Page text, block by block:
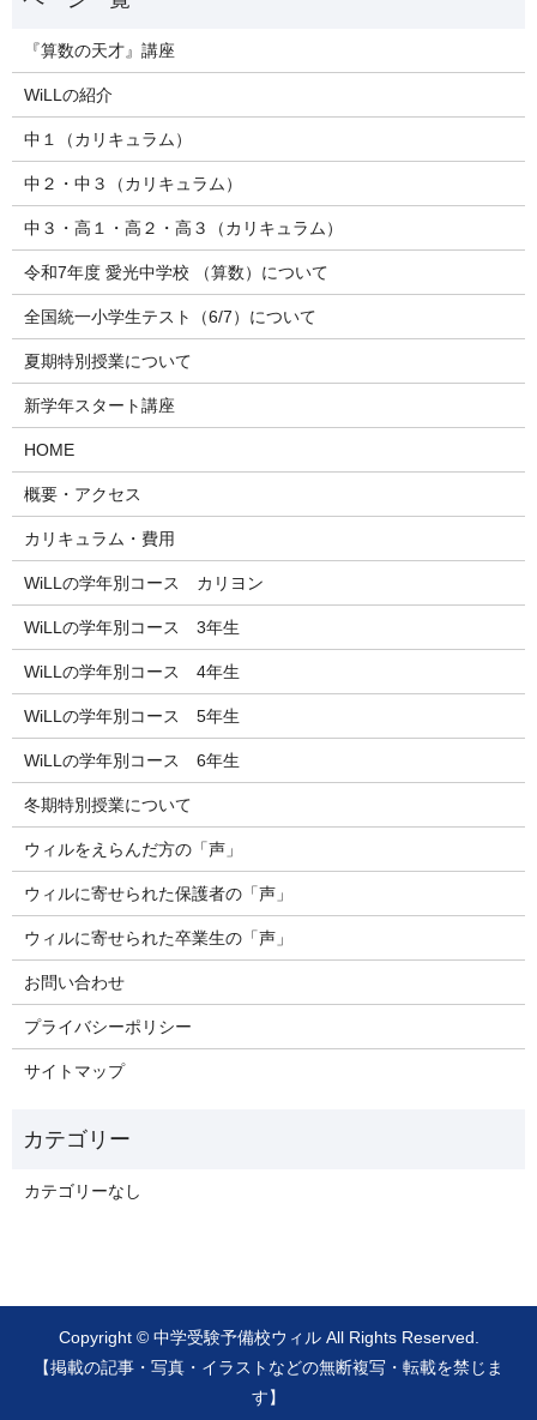
『算数の天才』講座
WiLLの紹介
中１（カリキュラム）
中２・中３（カリキュラム）
中３・高１・高２・高３（カリキュラム）
令和7年度 愛光中学校 （算数）について
全国統一小学生テスト（6/7）について
夏期特別授業について
新学年スタート講座
HOME
概要・アクセス
カリキュラム・費用
WiLLの学年別コース カリヨン
WiLLの学年別コース 3年生
WiLLの学年別コース 4年生
WiLLの学年別コース 5年生
WiLLの学年別コース 6年生
冬期特別授業について
ウィルをえらんだ方の「声」
ウィルに寄せられた保護者の「声」
ウィルに寄せられた卒業生の「声」
お問い合わせ
プライバシーポリシー
サイトマップ
カテゴリーなし
Copyright © 中学受験予備校ウィル All Rights Reserved.
【掲載の記事・写真・イラストなどの無断複写・転載を禁じま
す】